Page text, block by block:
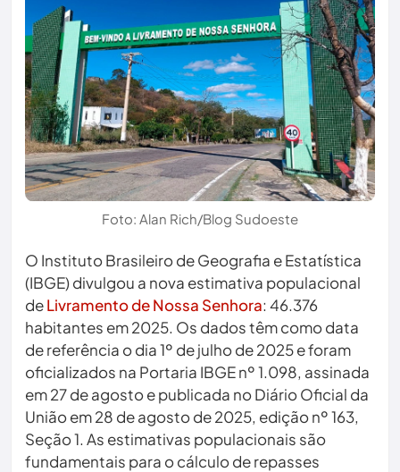
Foto: Alan Rich/Blog Sudoeste
O Instituto Brasileiro de Geografia e Estatística
(IBGE) divulgou a nova estimativa populacional
deLivramento de Nossa Senhora: 46.376
habitantes em 2025. Os dados têm como data
de referência o dia 1º de julho de 2025 e foram
oficializados na Portaria IBGE nº 1.098, assinada
em 27 de agosto e publicada no Diário Oficial da
União em 28 de agosto de 2025, edição nº 163,
Seção 1. As estimativas populacionais são
fundamentais para o cálculo de repasses